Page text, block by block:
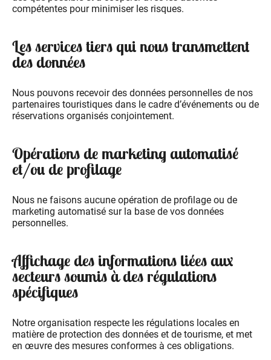
compétentes pour minimiser les risques.
Les services tiers qui nous transmettent
des données
Nous pouvons recevoir des données personnelles de nos
partenaires touristiques dans le cadre d’événements ou de
réservations organisés conjointement.
Opérations de marketing automatisé
et/ou de profilage
Nous ne faisons aucune opération de profilage ou de
marketing automatisé sur la base de vos données
personnelles.
Affichage des informations liées aux
secteurs soumis à des régulations
spécifiques
Notre organisation respecte les régulations locales en
matière de protection des données et de tourisme, et met
en œuvre des mesures conformes à ces obligations.